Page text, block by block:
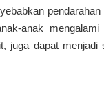
anak mengalami
juga dapat menjadi